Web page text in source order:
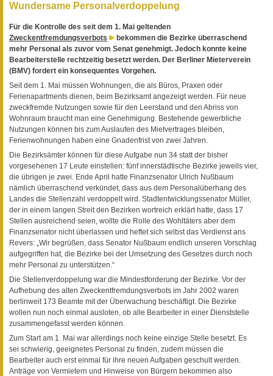
Wundersame Personalverdoppelung
Für die Kontrolle des seit dem 1. Mai geltenden
Zweckentfremdungsverbots
bekommen die Bezirke überraschend
mehr Personal als zuvor vom Senat genehmigt. Jedoch konnte keine
Bearbeiterstelle rechtzeitig besetzt werden. Der Berliner Mieterverein
(BMV) fordert ein konsequentes Vorgehen.
Seit dem 1. Mai müssen Wohnungen, die als Büros, Praxen oder
Ferienapartments dienen, beim Bezirksamt angezeigt werden. Für neue
zweckfremde Nutzungen sowie für den Leerstand und den Abriss von
Wohnraum braucht man eine Genehmigung. Bestehende gewerbliche
Nutzungen können bis zum Auslaufen des Mietvertrages bleiben,
Ferienwohnungen haben eine Gnadenfrist von zwei Jahren.
Die Bezirksämter können für diese Aufgabe nun 34 statt der bisher
vorgesehenen 17 Leute einstellen: fünf innerstädtische Bezirke jeweils vier,
die übrigen je zwei. Ende April hatte Finanzsenator Ulrich Nußbaum
nämlich überraschend verkündet, dass aus dem Personalüberhang des
Landes die Stellenzahl verdoppelt wird. Stadtentwicklungssenator Müller,
der in einem langen Streit den Bezirken wortreich erklärt hatte, dass 17
Stellen ausreichend seien, wollte die Rolle des Wohltäters aber dem
Finanzsenator nicht überlassen und heftet sich selbst das Verdienst ans
Revers: „Wir begrüßen, dass Senator Nußbaum endlich unseren Vorschlag
aufgegriffen hat, die Bezirke bei der Umsetzung des Gesetzes durch noch
mehr Personal zu unterstützen.“
Die Stellenverdoppelung war die Mindestforderung der Bezirke. Vor der
Aufhebung des alten Zweckentfremdungsverbots im Jahr 2002 waren
berlinweit 173 Beamte mit der Überwachung beschäftigt. Die Bezirke
wollen nun noch einmal ausloten, ob alle Bearbeiter in einer Dienststelle
zusammengefasst werden können.
Zum Start am 1. Mai war allerdings noch keine einzige Stelle besetzt. Es
sei schwierig, geeignetes Personal zu finden, zudem müssen die
Bearbeiter auch erst einmal für ihre neuen Aufgaben geschult werden.
Anträge von Vermietern und Hinweise von Bürgern bekommen also